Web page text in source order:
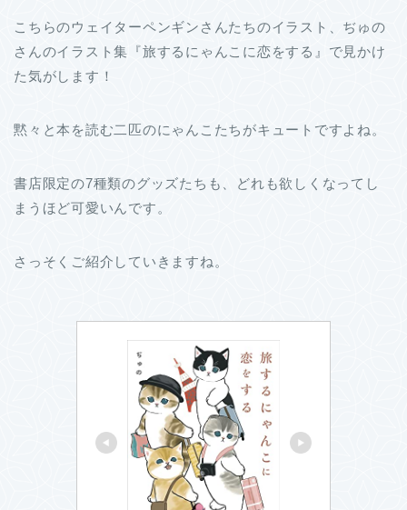
こちらのウェイターペンギンさんたちのイラスト、ぢゅの
さんのイラスト集『旅するにゃんこに恋をする』で見かけ
た気がします！
黙々と本を読む二匹のにゃんこたちがキュートですよね。
書店限定の7種類のグッズたちも、どれも欲しくなってし
まうほど可愛いんです。
さっそくご紹介していきますね。